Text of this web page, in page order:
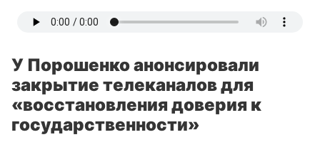
У Порошенко анонсировали
закрытие телеканалов для
«восстановления доверия к
государственности»